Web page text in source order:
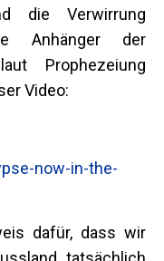
die Verwirrung
Anhänger der
Prophezeiung
Video:
now-in-the-
dafür, dass wir